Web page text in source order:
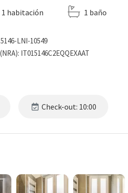
1 habitación 1 baño
LNI-10549
IT015146C2EQQEXAAT
Check-out: 10:00